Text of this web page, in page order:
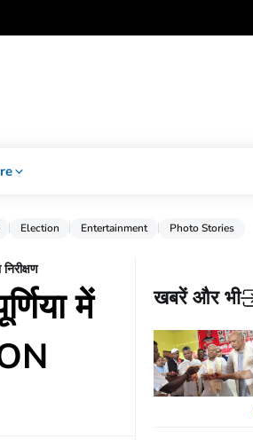
Election Entertainment Photo Stories
में
खबरें और भी